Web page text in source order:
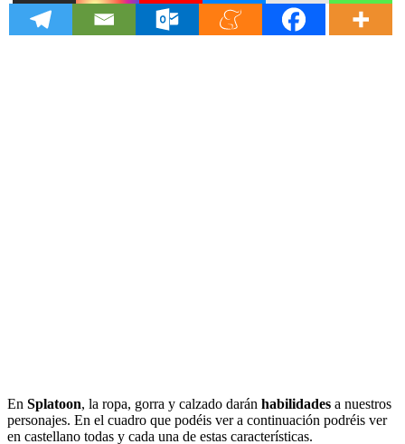
En Splatoon, la ropa, gorra y calzado darán habilidades a nuestros
personajes. En el cuadro que podéis ver a continuación podréis ver
en castellano todas y cada una de estas características.